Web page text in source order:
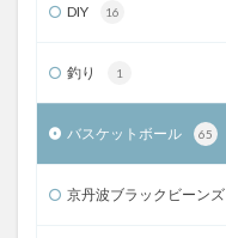
DIY 16
釣り 1
バスケットボール 65
京丹波ブラックビーンズ